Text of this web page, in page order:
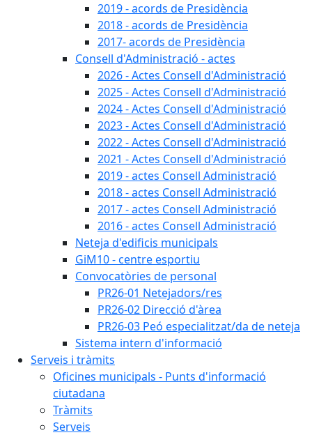
2019 - acords de Presidència
2018 - acords de Presidència
2017- acords de Presidència
Consell d'Administració - actes
2026 - Actes Consell d'Administració
2025 - Actes Consell d'Administració
2024 - Actes Consell d'Administració
2023 - Actes Consell d'Administració
2022 - Actes Consell d'Administració
2021 - Actes Consell d'Administració
2019 - actes Consell Administració
2018 - actes Consell Administració
2017 - actes Consell Administració
2016 - actes Consell Administració
Neteja d'edificis municipals
GiM10 - centre esportiu
Convocatòries de personal
PR26-01 Netejadors/res
PR26-02 Direcció d'àrea
PR26-03 Peó especialitzat/da de neteja
Sistema intern d'informació
Serveis i tràmits
Oficines municipals - Punts d'informació
ciutadana
Tràmits
Serveis